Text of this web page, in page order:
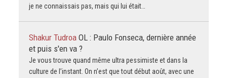
je ne connaissais pas, mais qui lui était…
Shakur Tudroa OL : Paulo Fonseca, dernière année
et puis s'en va ?
Je vous trouve quand même ultra pessimiste et dans la
culture de l’instant. On n’est que tout début août, avec une